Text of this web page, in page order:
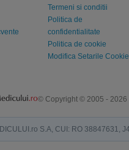
Termeni si conditii
Politica de
confidentialitate
Politica de cookie
Modifica Setarile Cookie
© Copyright © 2005 - 2026
S.A, CUI: RO 38847631,